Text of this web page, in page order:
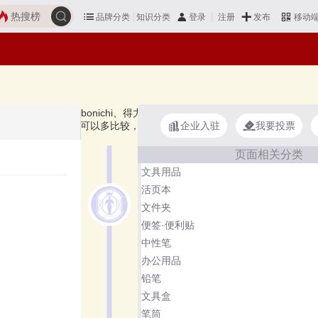
品牌分类 知识分类 登录 注册 发布 移动
热搜榜
、kinbor、Hobonichi、得力DELI、Midori、晨光文具M&G、齐心办
本·手帐好？您可以多比较，选择自己满意的！记事本·手帐品牌主要
企业入驻 我要投票
页面相关分类
文具用品
活页本
文件夹
便签·便利贴
中性笔
办公用品
铅笔
文具盒
笔筒